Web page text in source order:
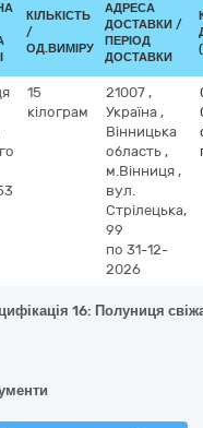
КІЛЬКІСТЬ
/
ОД.ВИМІРУ
АДРЕСА
ДОСТАВКИ /
ПЕРІОД
ДОСТАВКИ
15
кілограм
21007 ,
Україна ,
Вінницька
область ,
м.Вінниця ,
вул.
Стрілецька,
99
по 31-12-
2026
16: Полуниця